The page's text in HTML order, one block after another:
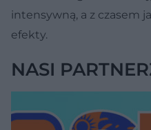
intensywną, a z czasem
efekty.
NASI